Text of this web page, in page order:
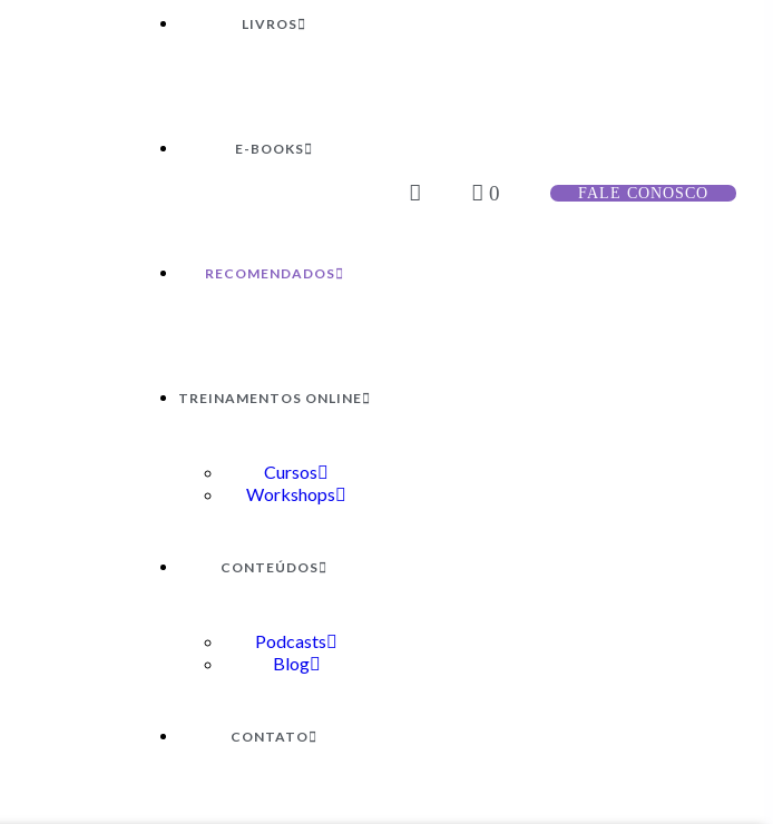
LIVROS
E-BOOKS
RECOMENDADOS
TREINAMENTOS ONLINE
Cursos
Workshops
CONTEÚDOS
Podcasts
Blog
CONTATO
0 FALE CONOSCO